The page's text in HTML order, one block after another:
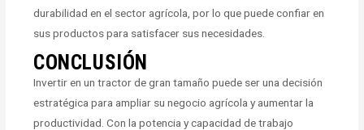
durabilidad en el sector agrícola, por lo que puede confiar en
sus productos para satisfacer sus necesidades.
CONCLUSIÓN
Invertir en un tractor de gran tamaño puede ser una decisión
estratégica para ampliar su negocio agrícola y aumentar la
productividad. Con la potencia y capacidad de trabajo